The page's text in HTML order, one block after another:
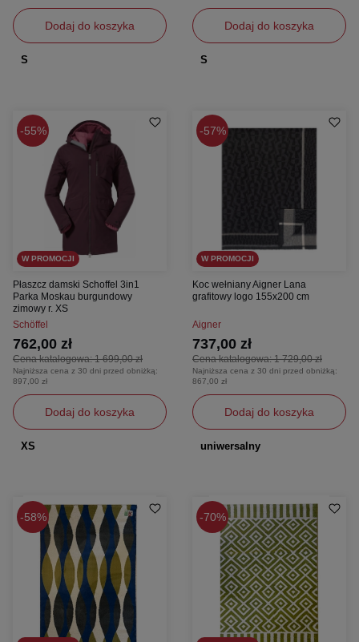
Dodaj do koszyka
S
Dodaj do koszyka
S
55%
W PROMOCJI
Płaszcz damski Schoffel 3in1
Parka Moskau burgundowy
zimowy r. XS
Schöffel
Cena katalogowa:1 699,00 zł
762,00 zł
Najniższa cena z 30 dni przed obniżką:
897,00 zł
Dodaj do koszyka
XS
57%
W PROMOCJI
Koc wełniany Aigner Lana
grafitowy logo 155x200 cm
Aigner
Cena katalogowa:1 729,00 zł
737,00 zł
Najniższa cena z 30 dni przed obniżką:
867,00 zł
Dodaj do koszyka
uniwersalny
58% 70%